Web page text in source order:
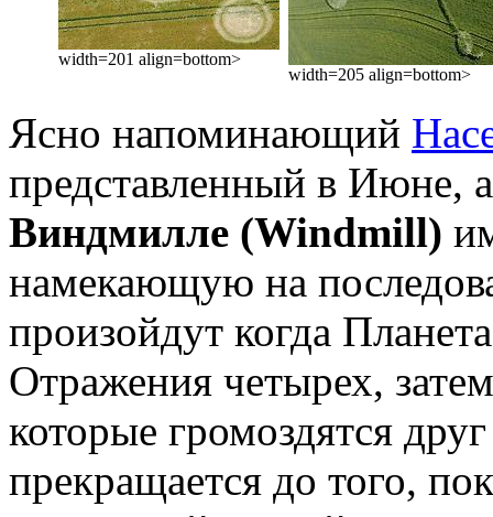
width=201 align=bottom>
width=205 align=bottom>
Ясно напоминающий
представленный в Июне,
Виндмилле (Windmill)
намекающую на
произойдут когда
Отражения четырех,
которые громоздятся
прекращается до того,